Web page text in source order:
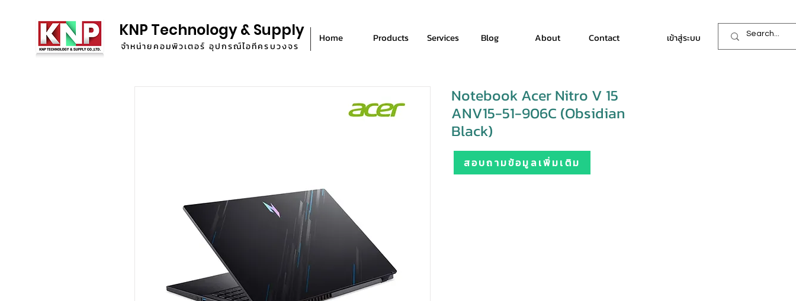
KNP Technology & Supply
จำหน่ายคอมพิวเตอร์ อุปกรณ์ไอทีครบวงจร
Home Products Services Blog About Contact เข้าสู่ระบบ
Notebook Acer Nitro V 15
ANV15-51-906C (Obsidian
Black)
สอบถามข้อมูลเพิ่มเติม